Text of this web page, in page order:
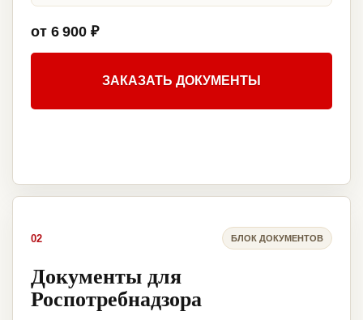
от 6 900 ₽
ЗАКАЗАТЬ ДОКУМЕНТЫ
02 БЛОК ДОКУМЕНТОВ
Документы для
Роспотребнадзора